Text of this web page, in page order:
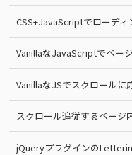
CSS+JavaScriptでローデ
VanillaなJavaScriptでペー
VanillaなJSでスクロールに
スクロール追従するページ
jQueryプラグインの